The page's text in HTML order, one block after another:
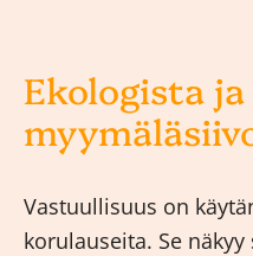
Ekologista
Vastuullisuus on
korulauseita. Se